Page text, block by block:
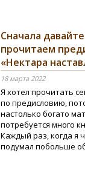
Сначала давайте
прочитаем
«Нектара
18 марта 2022
Я хотел прочитать
по предисловию,
настолько богато
потребуется много
Каждый раз, когда я
подумал побольше